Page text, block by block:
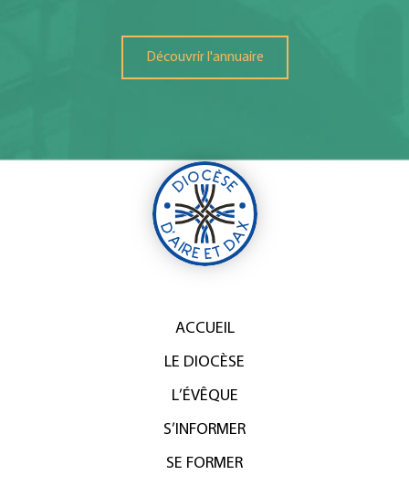
Découvrir l'annuaire
ACCUEIL
LE DIOCÈSE
L’ÉVÊQUE
S’INFORMER
SE FORMER